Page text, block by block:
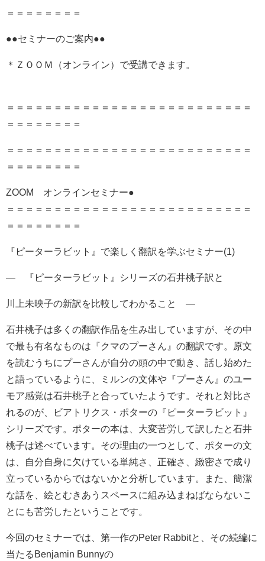
＝＝＝＝＝＝＝＝
●●セミナーのご案内●●
＊ＺＯＯＭ（オンライン）で受講できます。
＝＝＝＝＝＝＝＝＝＝＝＝＝＝＝＝＝＝＝＝＝＝＝＝＝＝
＝＝＝＝＝＝＝＝
＝＝＝＝＝＝＝＝＝＝＝＝＝＝＝＝＝＝＝＝＝＝＝＝＝＝
＝＝＝＝＝＝＝＝
ZOOM オンラインセミナー●
＝＝＝＝＝＝＝＝＝＝＝＝＝＝＝＝＝＝＝＝＝＝＝＝＝＝
＝＝＝＝＝＝＝＝
『ピーターラビット』で楽しく翻訳を学ぶセミナー(1)
― 『ピーターラビット』シリーズの石井桃子訳と
川上未映子の新訳を比較してわかること ―
石井桃子は多くの翻訳作品を生み出していますが、その中
で最も有名なものは『クマのプーさん』の翻訳です。原文
を読むうちにプーさんが自分の頭の中で動き、話し始めた
と語っているように、ミルンの文体や『プーさん』のユー
モア感覚は石井桃子と合っていたようです。それと対比さ
れるのが、ビアトリクス・ポターの『ピーターラビット』
シリーズです。ポターの本は、大変苦労して訳したと石井
桃子は述べています。その理由の一つとして、ポターの文
は、自分自身に欠けている単純さ、正確さ、緻密さで成り
立っているからではないかと分析しています。また、簡潔
な話を、絵とむきあうスペースに組み込まねばならないこ
とにも苦労したということです。
今回のセミナーでは、第一作のPeter Rabbitと、その続編に
当たるBenjamin Bunnyの